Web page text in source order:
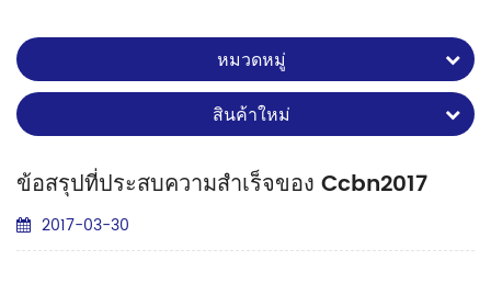
หมวดหมู่
สินค้าใหม่
ข้อสรุปที่ประสบความสำเร็จของ Ccbn2017
2017-03-30